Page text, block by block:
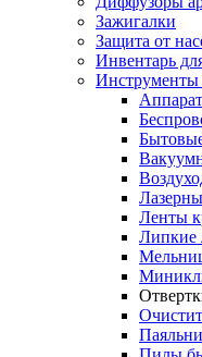
Зажигалки
Защита от
Инвентарь
Инструменты
Ленты
Липкие